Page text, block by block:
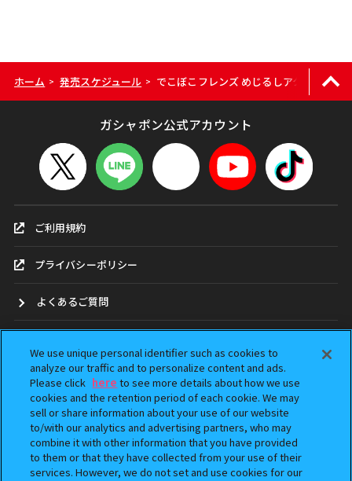
ホーム > 発売スケジュール > でこぼこフレンズ めじるしアクセサリー
ガシャポン公式アカウント
ご利用規約
プライバシーポリシー
よくあるご質問
ガシャポンどこ？
アンケート
ウェブアクセシビリティ方針
We use unique personal identifier such as cookies to
analyze our traffic and to personalize content and ads.
Please click here to see more details about how we use
cookies and the retention period of each cookie. We may
sell or share information about your use of our website
to/with our analytics and advertising partners, who may
combine it with other information that you have provided
to them or that they have collected from your use of their
services. However, we do not set and use cookies for our